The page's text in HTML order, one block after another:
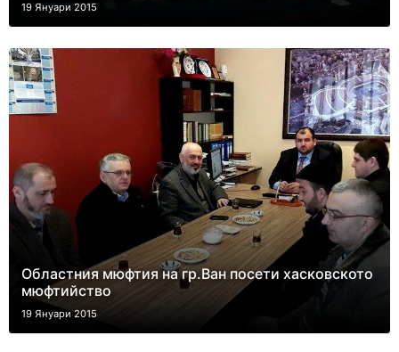
19 Януари 2015
Областния мюфтия на гр.Ван посети хасковското
мюфтийство
19 Януари 2015